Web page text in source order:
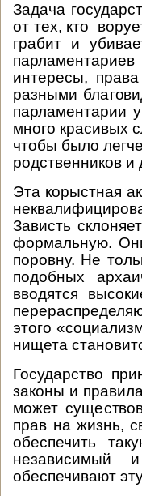
Задача
от тех, кто
грабит и
интересы,
разными
парламентарии
много красивых
чтобы было
родственников и
Эта корыстная
Зависть
формальную.
поровну. Не
подобных
вводятся
этого
нищета
Государство
законы и
может
прав на жизнь,
обеспечить
независимый
обеспечивают